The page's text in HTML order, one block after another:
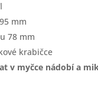
mm
78 mm
krabičce
v myčce nádobí a